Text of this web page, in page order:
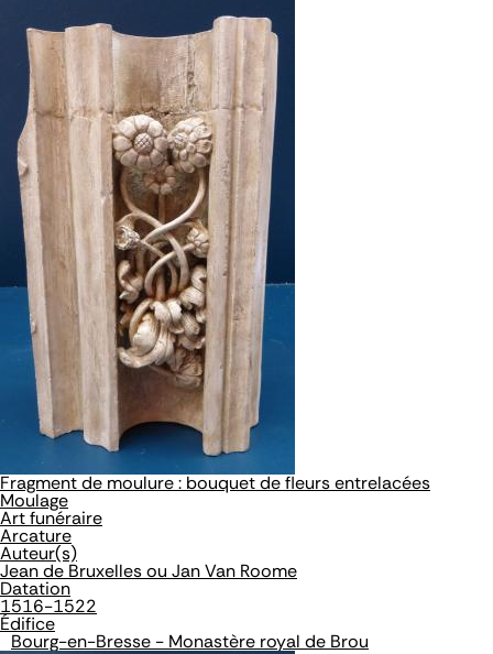
Fragment de moulure : bouquet de fleurs entrelacées
Moulage
Art funéraire
Arcature
Auteur(s)
Jean de Bruxelles ou Jan Van Roome
Datation
1516-1522
Édifice
Bourg-en-Bresse - Monastère royal de Brou